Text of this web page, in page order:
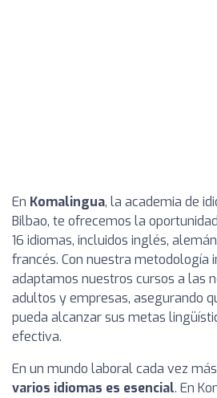
En Komalingua, la academia de
Bilbao, te ofrecemos la
16 idiomas, incluidos inglés,
francés. Con nuestra metodología
adaptamos nuestros cursos a las
adultos y empresas, asegurando
pueda alcanzar sus metas
efectiva.
En un mundo laboral cada vez
varios idiomas es esencial. En